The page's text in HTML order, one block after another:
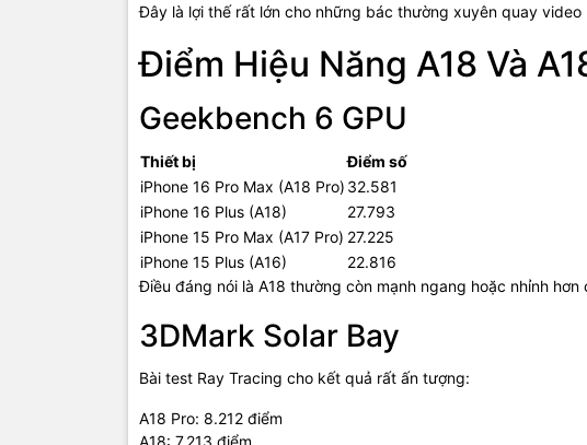
Đây là lợi thế rất lớn cho những bác thường xuyên quay video
Điểm Hiệu Năng A18 Và
Geekbench 6 GPU
Thiết bị
Điểm số
iPhone 16 Pro Max (A18 Pro) 32.581
iPhone 16 Plus (A18)
27.793
iPhone 15 Pro Max (A17 Pro) 27.225
iPhone 15 Plus (A16)
22.816
Điều đáng nói là A18 thường còn mạnh ngang hoặc nhỉnh hơn
3DMark Solar Bay
Bài test Ray Tracing cho kết quả rất ấn tượng:
A18 Pro: 8.212 điểm